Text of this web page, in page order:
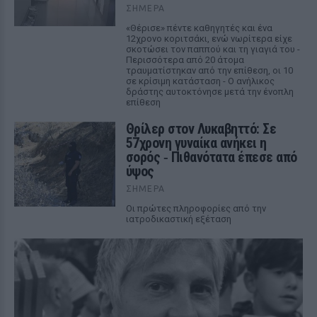
ΣΉΜΕΡΑ
«Θέρισε» πέντε καθηγητές και ένα
12χρονο κοριτσάκι, ενώ νωρίτερα είχε
σκοτώσει τον παππού και τη γιαγιά του -
Περισσότερα από 20 άτομα
τραυματίστηκαν από την επίθεση, οι 10
σε κρίσιμη κατάσταση - Ο ανήλικος
δράστης αυτοκτόνησε μετά την ένοπλη
επίθεση
Θρίλερ στον Λυκαβηττό: Σε
57χρονη γυναίκα ανήκει η
σορός ‑ Πιθανότατα έπεσε από
ύψος
ΣΉΜΕΡΑ
Οι πρώτες πληροφορίες από την
ιατροδικαστική εξέταση